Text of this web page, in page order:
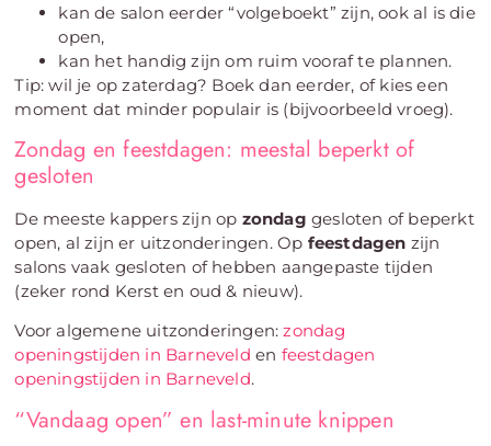
kan de salon eerder “volgeboekt” zijn, ook al is die
open,
kan het handig zijn om ruim vooraf te plannen.
Tip: wil je op zaterdag? Boek dan eerder, of kies een
moment dat minder populair is (bijvoorbeeld vroeg).
Zondag en feestdagen: meestal beperkt of
gesloten
De meeste kappers zijn op zondag gesloten of beperkt
open, al zijn er uitzonderingen. Op feestdagen zijn
salons vaak gesloten of hebben aangepaste tijden
(zeker rond Kerst en oud & nieuw).
Voor algemene uitzonderingen:zondag
openingstijden in Barneveld en feestdagen
openingstijden in Barneveld.
“Vandaag open” en last-minute knippen